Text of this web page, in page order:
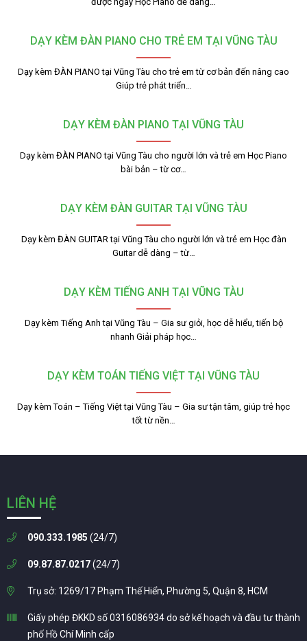
DẠY KÈM ĐÀN PIANO CHO TRẺ EM TẠI VŨNG TÀU
Dạy kèm ĐÀN PIANO tại Vũng Tàu cho trẻ em từ cơ bản đến nâng cao
Giúp trẻ phát triển…
DẠY KÈM ĐÀN PIANO TẠI VŨNG TÀU
Dạy kèm ĐÀN PIANO tại Vũng Tàu cho người lớn và trẻ em Học Piano
bài bản – từ cơ…
DẠY KÈM ĐÀN GUITAR TẠI VŨNG TÀU
Dạy kèm ĐÀN GUITAR tại Vũng Tàu cho người lớn và trẻ em Học đàn
Guitar dễ dàng – từ…
DẠY KÈM TIẾNG ANH TẠI VŨNG TÀU
Dạy kèm Tiếng Anh tại Vũng Tàu – Gia sư giỏi, học dễ hiểu, tiến bộ
nhanh Giải pháp học…
DẠY KÈM TOÁN TIẾNG VIỆT TẠI VŨNG TÀU
Dạy kèm Toán – Tiếng Việt tại Vũng Tàu – Gia sư tận tâm, giúp trẻ học
tốt từ nền…
LIÊN HỆ
090.333.1985 (24/7)
09.87.87.0217(24/7)
Trụ sở: 1269/17 Phạm Thế Hiển, Phường 5, Quận 8, HCM
Giấy phép ĐKKD số 0316086934 do sở kế hoạch và đầu tư thành
phố Hồ Chí Minh cấp